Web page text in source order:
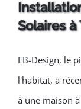
Solaires à
EB-Design, le
l'habitat, a
à une maison